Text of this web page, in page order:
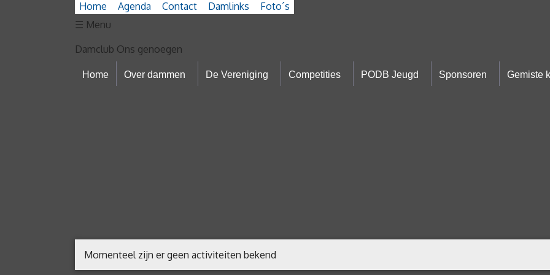
Home Agenda Contact Damlinks Foto´s
- Bestuur
- Dammen
☰ Menu
Damclub Ons genoegen
Home Over dammen De Vereniging Competities PODB Jeugd Sponsoren Gemiste
Momenteel zijn er geen activiteiten bekend